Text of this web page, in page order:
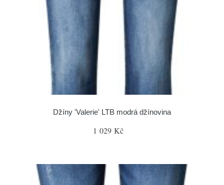
Džíny 'Valerie' LTB modrá džínovina
1 029 Kč